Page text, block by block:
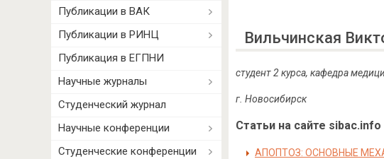
Вильчинская
студент 2 курса, кафедра
г. Новосибирск
Статьи на сайте sibac.info
АПОПТОЗ: ОСНОВНЫЕ
Публикации в ВАК
Публикации в РИНЦ
Публикация в ЕГПНИ
Научные журналы
Студенческий журнал
Научные конференции
Студенческие конференции